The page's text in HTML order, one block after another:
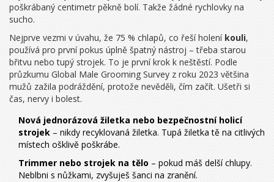
poškrábaný centimetr pěkně bolí. Takže žádné rychlovky na
sucho.
Nejprve vezmi v úvahu, že 75 % chlapů, co řeší holení kouli,
používá pro první pokus úplně špatný nástroj – třeba starou
břitvu nebo tupý strojek. To je první krok k neštěstí. Podle
průzkumu Global Male Grooming Survey z roku 2023 většina
mužů zažila podráždění, protože nevěděli, čím začít. Ušetři si
čas, nervy i bolest.
Nová jednorázová žiletka nebo bezpečnostní holicí
strojek – nikdy recyklovaná žiletka. Tupá žiletka tě na citlivých
místech ošklivě poškrábe.
Trimmer nebo strojek na tělo – pokud máš delší chlupy.
Neblbni s nůžkami, zvyšuješ šanci na zranění.